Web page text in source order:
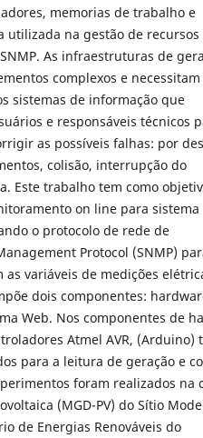
memorias de trabalho e
utilizada na gestão de
As infraestruturas de
complexos e
sistemas de informação que
e responsáveis técnicos
as possíveis falhas: por
colisão, interrupção do
Este trabalho tem como
on line para sistema
o protocolo de rede de
Protocol (SNMP)
variáveis de medições
dois componentes:
Web. Nos componentes de
Atmel AVR, (Arduino)
para a leitura de geração e
foram realizados na
(MGD-PV) do Sítio
de Energias Renováveis do